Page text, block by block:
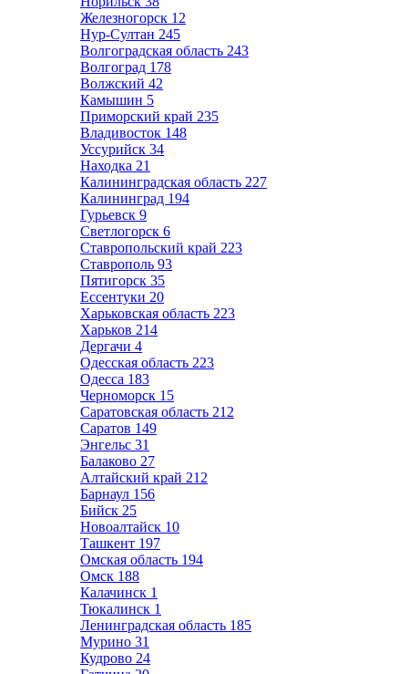
Железногорск 12
Нур-Султан 245
Волгоградская область 243
Волгоград 178
Волжский 42
Камышин 5
Приморский край 235
Владивосток 148
Уссурийск 34
Находка 21
Калининградская область 227
Калининград 194
Гурьевск 9
Светлогорск 6
Ставропольский край 223
Ставрополь 93
Пятигорск 35
Ессентуки 20
Харьковская область 223
Харьков 214
Дергачи 4
Одесская область 223
Одесса 183
Черноморск 15
Саратовская область 212
Саратов 149
Энгельс 31
Балаково 27
Алтайский край 212
Барнаул 156
Бийск 25
Новоалтайск 10
Ташкент 197
Омская область 194
Омск 188
Калачинск 1
Тюкалинск 1
Ленинградская область 185
Мурино 31
Кудрово 24